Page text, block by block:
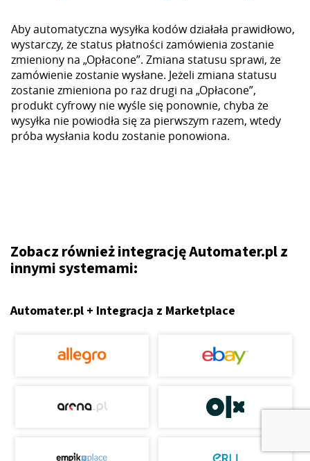
Aby automatyczna wysyłka kodów działała prawidłowo,
wystarczy, że status płatności zamówienia zostanie
zmieniony na „Opłacone”. Zmiana statusu sprawi, że
zamówienie zostanie wysłane. Jeżeli zmiana statusu
zostanie zmieniona po raz drugi na „Opłacone”,
produkt cyfrowy nie wyśle się ponownie, chyba że
wysyłka nie powiodła się za pierwszym razem, wtedy
próba wysłania kodu zostanie ponowiona.
Zobacz również integrację Automater.pl z
innymi systemami:
Automater.pl + Integracja z Marketplace